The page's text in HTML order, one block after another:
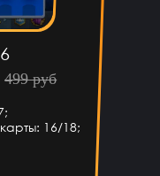
499 руб
16/18;